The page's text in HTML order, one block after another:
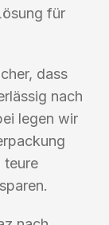
für
dass
nach
legen wir
teure